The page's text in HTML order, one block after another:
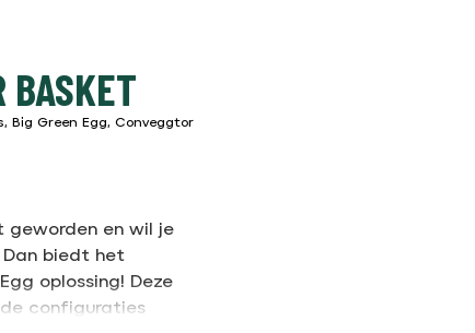
BASKET
, Big Green Egg, Conveggtor
geworden en wil je
Dan biedt het
oplossing! Deze
configuraties